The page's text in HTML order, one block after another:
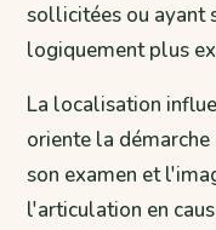
sollicitées ou ayant
logiquement plus
La localisation
oriente la
son examen et
l'articulation en